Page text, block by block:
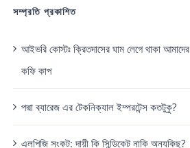
সম্প্রতি প্রকাশিত
আইভরি কোস্টঃ ক্রিতদাসের ঘাম লেগে থাকা আমাদের
কফি কাপ
পদ্মা ব্যারেজ এর টেকনিক্যাল ইম্পরটেন্স কতটুকু?
এলপিজি সংকট: দায়ী কি সিন্ডিকেট নাকি অন্যকিছু?